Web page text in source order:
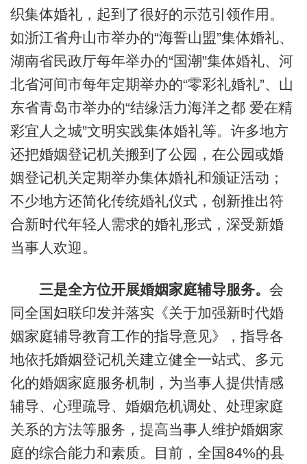
织集体婚礼，起到了很好的示范引领作用。
如浙江省舟山市举办的“海誓山盟”集体婚礼、
湖南省民政厅每年举办的“国潮”集体婚礼、河
北省河间市每年定期举办的“零彩礼婚礼”、山
东省青岛市举办的“结缘活力海洋之都 爱在精
彩宜人之城”文明实践集体婚礼等。许多地方
还把婚姻登记机关搬到了公园，在公园或婚
姻登记机关定期举办集体婚礼和颁证活动；
不少地方还简化传统婚礼仪式，创新推出符
合新时代年轻人需求的婚礼形式，深受新婚
当事人欢迎。
三是全方位开展婚姻家庭辅导服务。 会
同全国妇联印发并落实《关于加强新时代婚
姻家庭辅导教育工作的指导意见》，指导各
地依托婚姻登记机关建立健全一站式、多元
化的婚姻家庭服务机制，为当事人提供情感
辅导、心理疏导、婚姻危机调处、处理家庭
关系的方法等服务，提高当事人维护婚姻家
庭的综合能力和素质。目前，全国84%的县